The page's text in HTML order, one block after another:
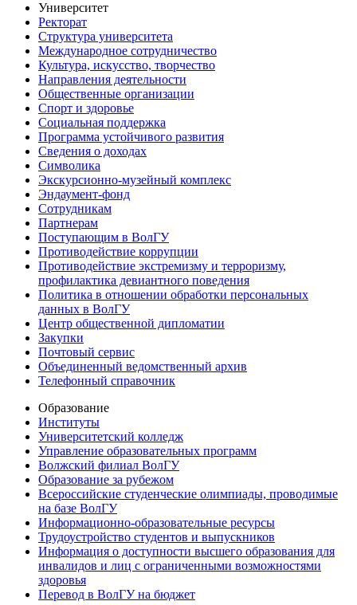
Университет
Ректорат
Структура университета
Международное сотрудничество
Культура, искусство, творчество
Направления деятельности
Общественные организации
Спорт и здоровье
Социальная поддержка
Программа устойчивого развития
Сведения о доходах
Символика
Экскурсионно-музейный комплекс
Эндаумент-фонд
Сотрудникам
Партнерам
Поступающим в ВолГУ
Противодействие коррупции
Противодействие экстремизму и терроризму,
профилактика девиантного поведения
Политика в отношении обработки персональных
данных в ВолГУ
Центр общественной дипломатии
Закупки
Почтовый сервис
Объединенный ведомственный архив
Телефонный справочник
Образование
Институты
Университетский колледж
Управление образовательных программ
Волжский филиал ВолГУ
Образование за рубежом
Всероссийские студенческие олимпиады, проводимые
на базе ВолГУ
Информационно-образовательные ресурсы
Трудоустройство студентов и выпускников
Информация о доступности высшего образования для
инвалидов и лиц с ограниченными возможностями
здоровья
Перевод в ВолГУ на бюджет